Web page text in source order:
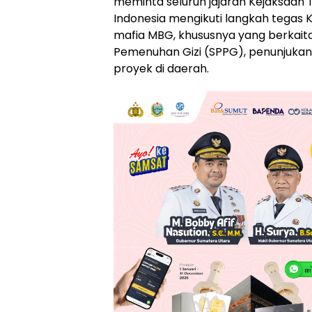
Indonesia mengikuti langkah tegas
mafia MBG, khususnya yang
Pemenuhan Gizi (SPPG),
proyek di daerah.